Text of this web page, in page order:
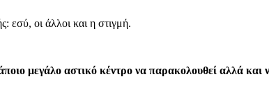
εσύ, οι άλλοι και η στιγμή.
μεγάλο αστικό κέντρο να παρακολουθεί αλλά